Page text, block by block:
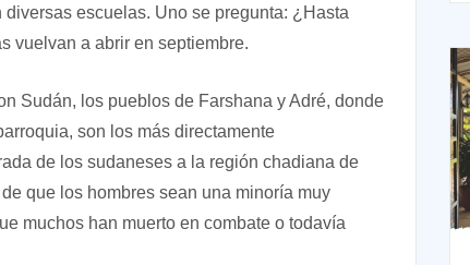
escuelas. Uno se pregunta: ¿Hasta
vuelvan a abrir en septiembre.
Sudán, los pueblos de Farshana y Adré, donde
son los más directamente
de los sudaneses a la región chadiana de
que los hombres sean una minoría muy
muchos han muerto en combate o todavía